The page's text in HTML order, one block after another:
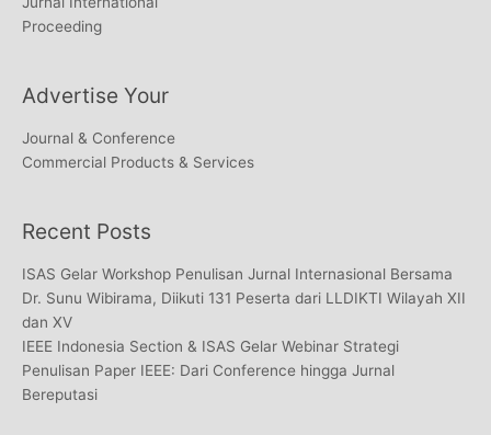
Proceeding
Advertise Your
Journal & Conference
Commercial Products & Services
Recent Posts
ISAS Gelar Workshop Penulisan Jurnal Internasional Bersama
Dr. Sunu Wibirama, Diikuti 131 Peserta dari LLDIKTI Wilayah XII
dan XV
IEEE Indonesia Section & ISAS Gelar Webinar Strategi
Penulisan Paper IEEE: Dari Conference hingga Jurnal
Bereputasi